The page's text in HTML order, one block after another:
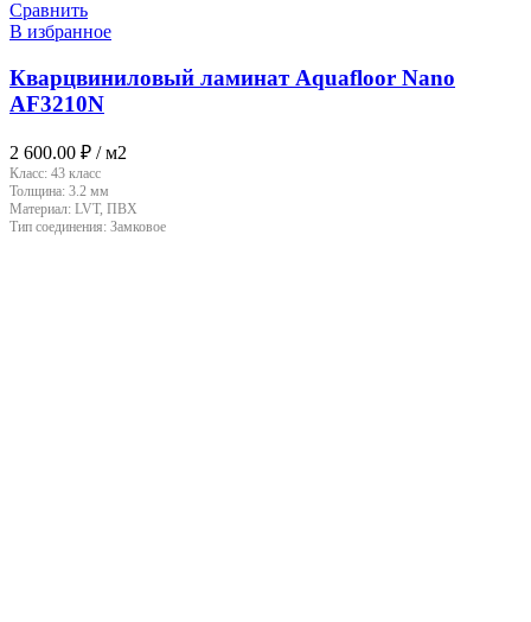
Сравнить
В избранное
Кварцвиниловый ламинат Aquafloor Nano
AF3210N
2 600.00 ₽ / м2
Класс: 43 класс
Толщина: 3.2 мм
Материал: LVT, ПВХ
Тип соединения: Замковое